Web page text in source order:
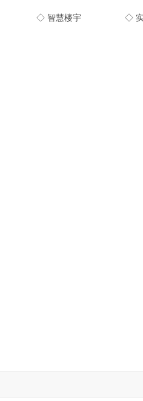
◇ 智慧楼宇 ◇ 实